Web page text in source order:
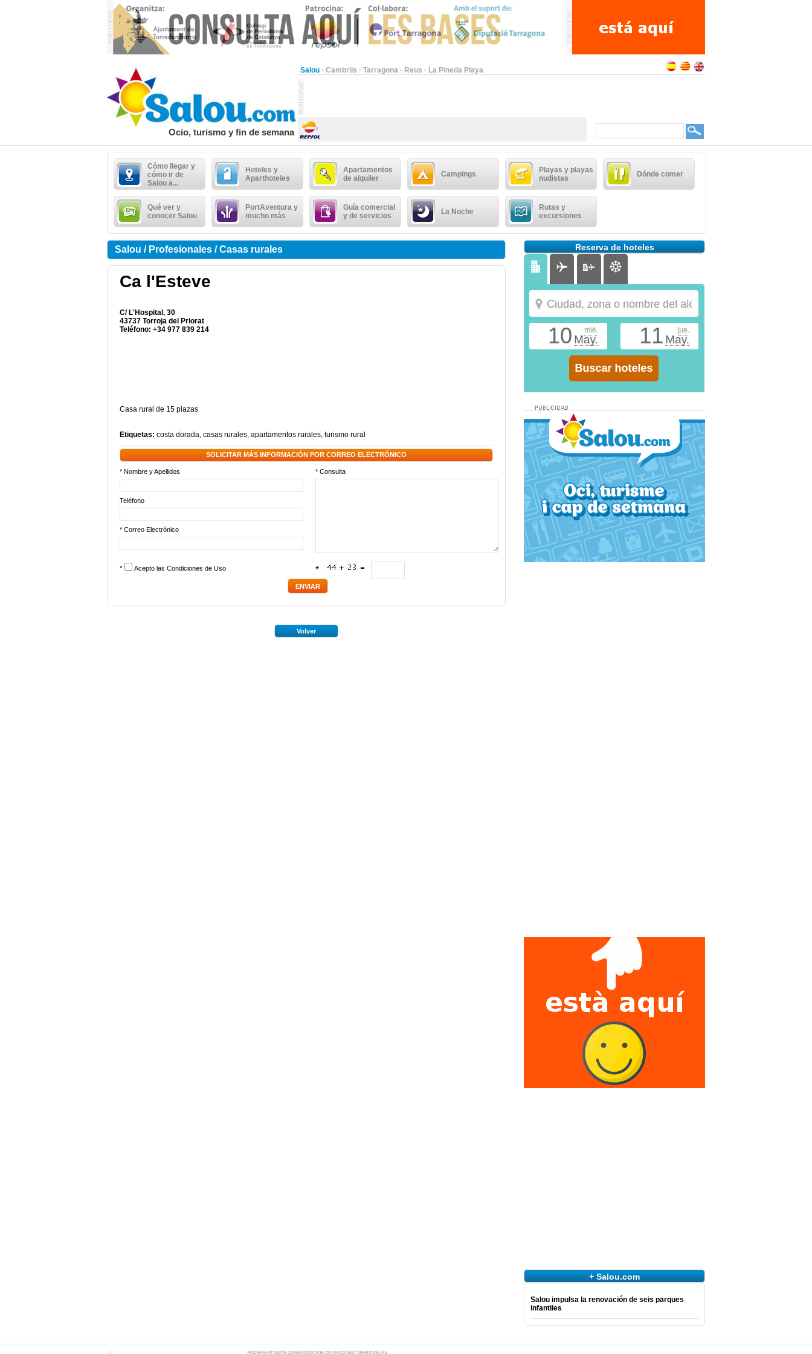
Salou · Cambrils · Tarragona · Reus · La Pineda Playa
Ocio, turismo y fin de semana
Cómo llegar y
cómo ir de
Salou a...
Hoteles y
Aparthoteles
Apartamentos
de alquiler
Campings
Playas y playas
nudistas
Dónde comer
Qué ver y
conocer Salou
PortAventura y
mucho más
Guía comercial
y de servicios
La Noche
Rutas y
excursiones
Salou / Profesionales / Casas rurales
Ca l'Esteve
C/ L'Hospital, 30
43737 Torroja del Priorat
Teléfono: +34 977 839 214
Casa rural de 15 plazas
Etiquetas: costa dorada, casas rurales, apartamentos rurales, turismo rural
SOLICITAR MÁS INFORMACIÓN POR CORREO ELECTRÓNICO
* Nombre y Apellidos * Consulta
Teléfono
* Correo Electrónico
* Acepto las Condiciones de Uso *
Volver
Reserva de hoteles
+ Salou.com
Salou impulsa la renovación de seis parques
infantiles